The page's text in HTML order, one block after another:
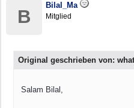
B
Bilal_Ma
Mitglied
Original geschrieben von:
Salam Bilal,